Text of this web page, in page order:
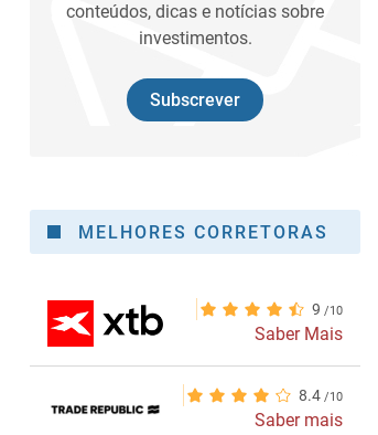
conteúdos, dicas e notícias sobre
investimentos.
Subscrever
MELHORES CORRETORAS
9
Saber Mais
8.4
Saber mais